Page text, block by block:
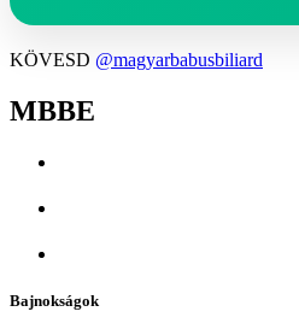
KÖVESD @magyarbabusbiliard
MBBE
Bajnokságok